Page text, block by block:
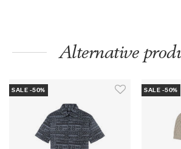
Alternative
SALE -50% SALE -50%